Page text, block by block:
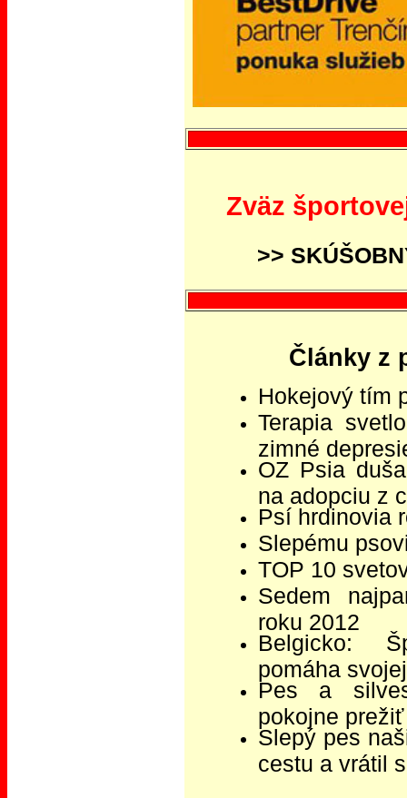
Zväz
>>
Články z
Hokejový tím
Terapia
zimné
OZ Psia
na adopciu z
Psí hrdinovia
Slepému
TOP 10
Sedem
roku 2012
Belgicko:
pomáha
Pes a
pokojne
Slepý pes
cestu a vrátil